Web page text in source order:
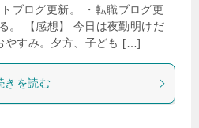
ブログ更新。 ・転職ブログ更
。 【感想】 今日は夜勤明けだ
やすみ。夕方、子ども […]
きを読む